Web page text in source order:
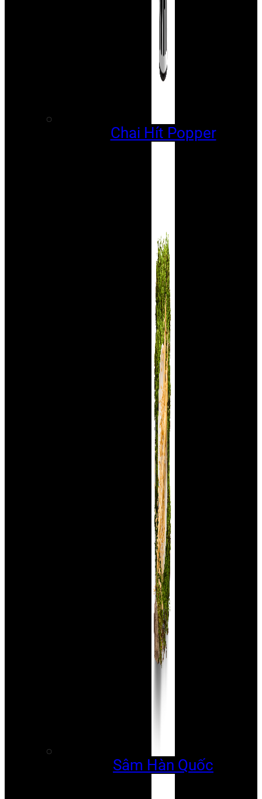
Chai Hít Popper
Sâm Hàn Quốc